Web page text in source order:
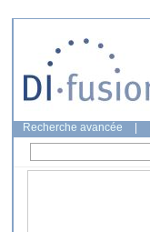
Recherche avancée